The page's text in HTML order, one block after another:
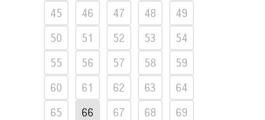
45
46 47 48
49
50
51 52 53
54
55
56 57 58
59
60
61 62 63
64
65
66 67 68
69